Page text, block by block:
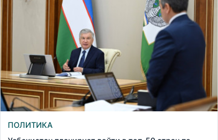
ПОЛИТИКА